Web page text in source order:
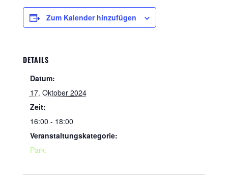
Zum Kalender hinzufügen
DETAILS
Datum:
17. Oktober 2024
Zeit:
16:00 - 18:00
Veranstaltungskategorie:
Park